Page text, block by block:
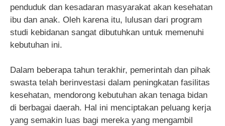
penduduk dan kesadaran masyarakat akan kesehatan
ibu dan anak. Oleh karena itu, lulusan dari program
studi kebidanan sangat dibutuhkan untuk memenuhi
kebutuhan ini.
Dalam beberapa tahun terakhir, pemerintah dan pihak
swasta telah berinvestasi dalam peningkatan fasilitas
kesehatan, mendorong kebutuhan akan tenaga bidan
di berbagai daerah. Hal ini menciptakan peluang kerja
yang semakin luas bagi mereka yang mengambil